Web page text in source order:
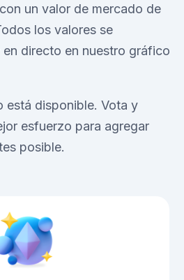
un valor de mercado de
los valores se
directo en nuestro gráfico
está disponible. Vota y
esfuerzo para agregar
posible.